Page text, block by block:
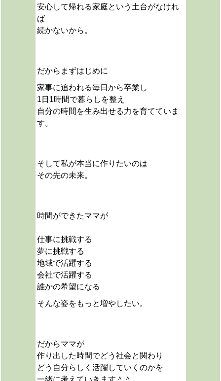
安心して帰れる家庭という土台がなけれ
ば
続かないから。
だから まずはじめに
家事に追われる毎日から卒業し
1日1時間で暮らしを整え
自分の時間を生み出せる力を育てていま
す。
そして私が本当に作りたいのは
その先の未来。
時間ができたママが
仕事に挑戦する
夢に挑戦する
地域で活躍する
会社で活躍する
誰かの希望になる
そんな姿をもっと増やしたい。
だからママが
作り出した時間でどう社会と関わり
どう自分らしく活躍していくのかを
一緒に考えていきます＾＾